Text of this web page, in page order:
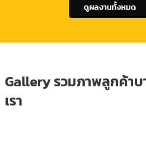
ดูผลงานทั้งหมด
Gallery รวมภาพลูกค้า
เรา